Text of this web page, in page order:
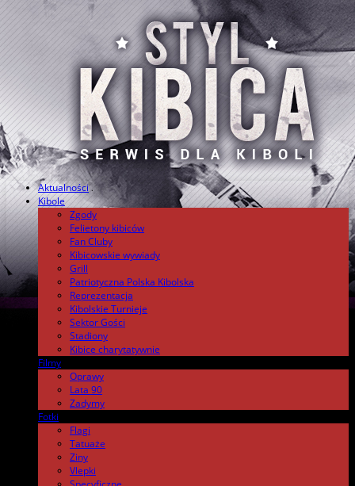
Aktualności .
Kibole
Zgody
Felietony kibiców
Fan Cluby
Kibicowskie wywiady
Grill
Patriotyczna Polska Kibolska
Reprezentacja
Kibolskie Turnieje
Sektor Gości
Stadiony
Kibice charytatywnie
Filmy
Oprawy
Lata 90
Zadymy
Fotki
Flagi
Tatuaże
Ziny
Vlepki